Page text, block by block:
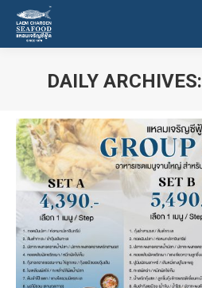
DAILY ARCHIVES: